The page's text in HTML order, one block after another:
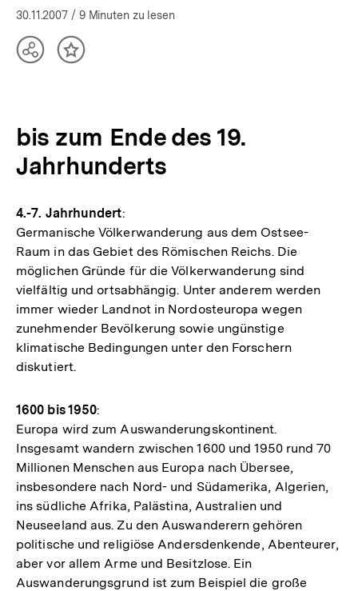
30.11.2007 / 9 Minuten zu lesen
TeilenInhalt
bis zum Ende des 19.
Jahrhunderts
4.-7. Jahrhundert:
Germanische Völkerwanderung aus dem Ostsee-
Raum in das Gebiet des Römischen Reichs. Die
möglichen Gründe für die Völkerwanderung sind
vielfältig und ortsabhängig. Unter anderem werden
immer wieder Landnot in Nordosteuropa wegen
zunehmender Bevölkerung sowie ungünstige
klimatische Bedingungen unter den Forschern
diskutiert.
1600 bis 1950:
Europa wird zum Auswanderungskontinent.
Insgesamt wandern zwischen 1600 und 1950 rund 70
Millionen Menschen aus Europa nach Übersee,
insbesondere nach Nord- und Südamerika, Algerien,
ins südliche Afrika, Palästina, Australien und
Neuseeland aus. Zu den Auswanderern gehören
politische und religiöse Andersdenkende, Abenteurer,
aber vor allem Arme und Besitzlose. Ein
Auswanderungsgrund ist zum Beispiel die große